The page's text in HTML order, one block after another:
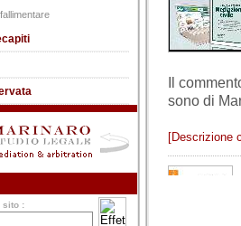
sito :
Il
sono di
[Descrizione